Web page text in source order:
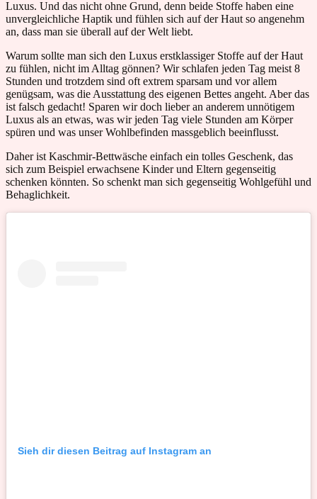
Luxus. Und das nicht ohne Grund, denn beide Stoffe haben eine
unvergleichliche Haptik und fühlen sich auf der Haut so angenehm
an, dass man sie überall auf der Welt liebt.
Warum sollte man sich den Luxus erstklassiger Stoffe auf der Haut
zu fühlen, nicht im Alltag gönnen? Wir schlafen jeden Tag meist 8
Stunden und trotzdem sind oft extrem sparsam und vor allem
genügsam, was die Ausstattung des eigenen Bettes angeht. Aber das
ist falsch gedacht! Sparen wir doch lieber an anderem unnötigem
Luxus als an etwas, was wir jeden Tag viele Stunden am Körper
spüren und was unser Wohlbefinden massgeblich beeinflusst.
Daher ist Kaschmir-Bettwäsche einfach ein tolles Geschenk, das
sich zum Beispiel erwachsene Kinder und Eltern gegenseitig
schenken könnten. So schenkt man sich gegenseitig Wohlgefühl und
Behaglichkeit.
Sieh dir diesen Beitrag auf Instagram an